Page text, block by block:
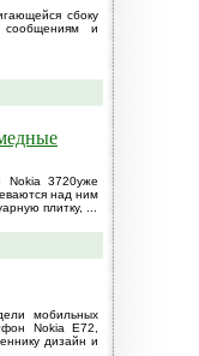
сбоку
сообщениям и
Nokia 3720уже
над ним
плитку, ...
мобильных
Nokia E72,
дизайн и